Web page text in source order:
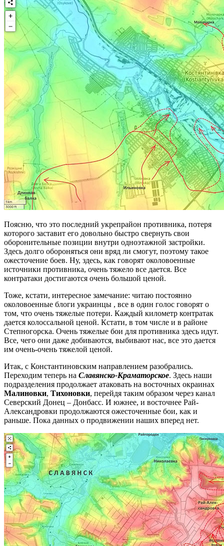
Поясню, что это последний укрепрайон противника, потеря
которого заставит его довольно быстро свернуть свои
оборонительные позиции внутри одноэтажной застройки.
Здесь долго обороняться они вряд ли смогут, поэтому такое
ожесточение боев. Ну, здесь, как говорят околовоенные
источники противника, очень тяжело все дается. Все
контратаки достигаются очень большой ценой.
Тоже, кстати, интересное замечание: читаю постоянно
околовоенные блоги украинцы , все в один голос говорят о
том, что очень тяжелые потери. Каждый километр контратак
дается колоссальной ценой. Кстати, в том числе и в районе
Степногорска. Очень тяжелые бои для противника здесь идут.
Все, чего они даже добиваются, выбивают нас, все это дается
им очень-очень тяжелой ценой.
Итак, с Константиновским направлением разобрались.
Переходим теперь на Славянско-Краматорское. Здесь наши
подразделения продолжает атаковать на восточных окраинах
Малиновки, Тихоновки, перейдя таким образом через канал
Северский Донец – Донбасс. И южнее, и восточнее Рай-
Александровки продолжаются ожесточенные бои, как и
раньше. Пока данных о продвижении наших вперед нет.